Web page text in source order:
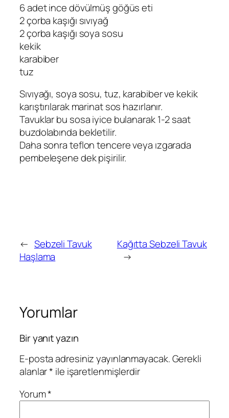
6 adet ince dövülmüş göğüs eti
2 çorba kaşığı sıvıyağ
2 çorba kaşığı soya sosu
kekik
karabiber
tuz
Sıvıyağı, soya sosu, tuz, karabiber ve kekik
karıştırılarak marinat sos hazırlanır.
Tavuklar bu sosa iyice bulanarak 1-2 saat
buzdolabında bekletilir.
Daha sonra teflon tencere veya ızgarada
pembeleşene dek pişirilir.
← Sebzeli Tavuk
Haşlama
Kağıtta Sebzeli Tavuk
→
Yorumlar
Bir yanıt yazın
E-posta adresiniz yayınlanmayacak.Gerekli
alanlar* ile işaretlenmişlerdir
Yorum*